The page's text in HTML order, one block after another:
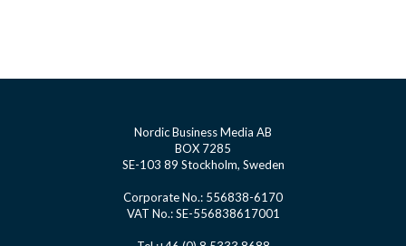
Nordic Business Media AB
BOX 7285
SE-103 89 Stockholm, Sweden
Corporate No.: 556838-6170
VAT No.: SE-556838617001